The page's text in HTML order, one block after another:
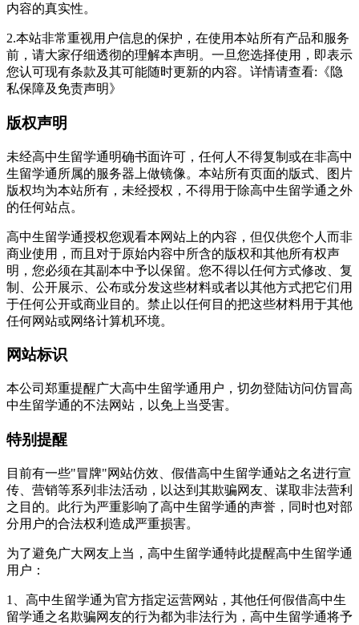
内容的真实性。
2.本站非常重视用户信息的保护，在使用本站所有产品和服务
前，请大家仔细透彻的理解本声明。一旦您选择使用，即表示
您认可现有条款及其可能随时更新的内容。详情请查看:《隐
私保障及免责声明》
版权声明
未经高中生留学通明确书面许可，任何人不得复制或在非高中
生留学通所属的服务器上做镜像。本站所有页面的版式、图片
版权均为本站所有，未经授权，不得用于除高中生留学通之外
的任何站点。
高中生留学通授权您观看本网站上的内容，但仅供您个人而非
商业使用，而且对于原始内容中所含的版权和其他所有权声
明，您必须在其副本中予以保留。您不得以任何方式修改、复
制、公开展示、公布或分发这些材料或者以其他方式把它们用
于任何公开或商业目的。禁止以任何目的把这些材料用于其他
任何网站或网络计算机环境。
网站标识
本公司郑重提醒广大高中生留学通用户，切勿登陆访问仿冒高
中生留学通的不法网站，以免上当受害。
特别提醒
目前有一些"冒牌"网站仿效、假借高中生留学通站之名进行宣
传、营销等系列非法活动，以达到其欺骗网友、谋取非法营利
之目的。此行为严重影响了高中生留学通的声誉，同时也对部
分用户的合法权利造成严重损害。
为了避免广大网友上当，高中生留学通特此提醒高中生留学通
用户：
1、高中生留学通为官方指定运营网站，其他任何假借高中生
留学通之名欺骗网友的行为都为非法行为，高中生留学通将予